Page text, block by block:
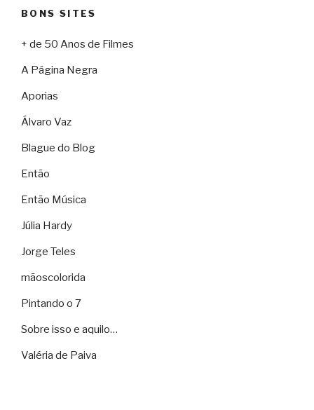
BONS SITES
+ de 50 Anos de Filmes
A Página Negra
Aporias
Álvaro Vaz
Blague do Blog
Então
Então Música
Júlia Hardy
Jorge Teles
mãoscolorida
Pintando o 7
Sobre isso e aquilo…
Valéria de Paiva